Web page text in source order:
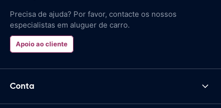
Precisa de ajuda? Por favor, contacte os nossos
especialistas em aluguer de carro.
Apoio ao cliente
Conta